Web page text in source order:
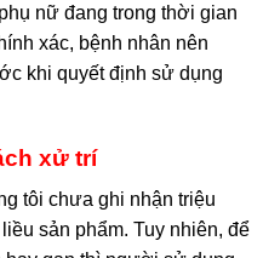
nữ đang trong thời gian
xác, bệnh nhân nên
khi quyết định sử dụng
xử trí
tôi chưa ghi nhận triệu
sản phẩm. Tuy nhiên, để